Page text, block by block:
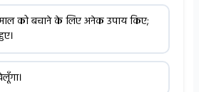
को बचाने के लिए अनेक उपाय किए;